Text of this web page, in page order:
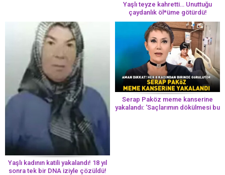
Yaşlı teyze kahretti… Unuttuğu
çaydanlık öl*üme götürdü!
Yaşlı kadının katili yakalandı! 18 yıl
sonra tek bir DNA iziyle çözüldü!
Serap Paköz meme kanserine
yakalandı: ‘Saçlarımın dökülmesi bu